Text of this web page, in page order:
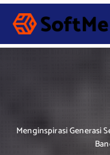
S
p
Menginspirasi Generasi